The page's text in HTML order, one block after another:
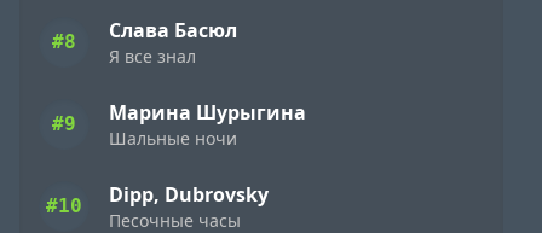
#8 Слава Басюл
Я все знал
#9 Марина Шурыгина
Шальные ночи
#10 Dipp, Dubrovsky
Песочные часы